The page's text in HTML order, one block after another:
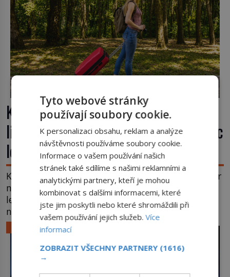
Kufr, který se konečně rozjede. Proč
lidé čekají na kolečka téměř pět tisíc
let?
Kolo patří k nejstarším vynálezům lidstva, ale kufr
na kolečkách se objevuje až ve 20. století. Po tisíce
let lidé vláčejí těžká zavazadla v rukou, na zádech
nebo je nakládají na povozy. Stačí přitom jediný
nápad, připevnit ke kufru kolečka. Jenže právě ten
nikdo dlouho nedostane. Až jednou se na letišti
ozve věta, která změní […]
LIFESTYLE
Tyto webové stránky
používají soubory cookie.
K personalizaci obsahu, reklam a analýze
návštěvnosti používáme soubory cookie.
Informace o vašem používání našich
stránek také sdílíme s našimi reklamními a
analytickými partnery, kteří je mohou
kombinovat s dalšími informacemi, které
jste jim poskytli nebo které shromáždili při
vašem používání jejich služeb.Více
informací
ZOBRAZIT VŠECHNY PARTNERY (1616)
→